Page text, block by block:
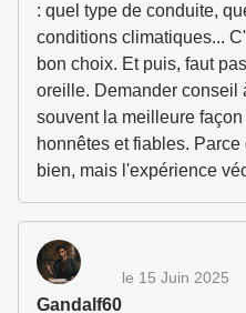
: quel type de conduite,
conditions climatiques...
bon choix. Et puis, faut
oreille. Demander conseil
souvent la meilleure
honnêtes et fiables.
bien, mais l'expérience
Gandalf60
le 15 Juin 2025